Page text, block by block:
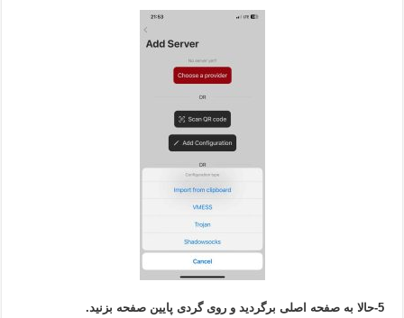
5-حالا به صفحه اصلی برگردید و روی گردی پایین صفحه بزنید.